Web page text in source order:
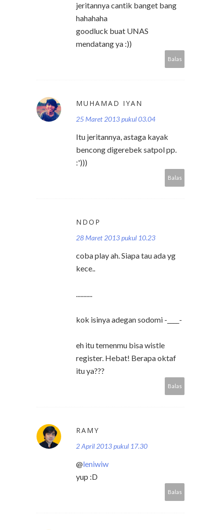
jeritannya cantik banget bang
hahahaha
goodluck buat UNAS
mendatang ya :))
Balas
MUHAMAD IYAN
25 Maret 2013 pukul 03.04
Itu jeritannya, astaga kayak
bencong digerebek satpol pp.
:')))
Balas
NDOP
28 Maret 2013 pukul 10.23
coba play ah. Siapa tau ada yg
kece..
...........
kok isinya adegan sodomi -____-
eh itu temenmu bisa wistle
register. Hebat! Berapa oktaf
itu ya???
Balas
RAMY
2 April 2013 pukul 17.30
@leniwiw
yup :D
Balas